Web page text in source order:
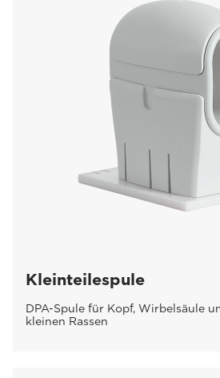
Kleinteilespule
DPA-Spule für Kopf, Wirbelsäule
kleinen Rassen